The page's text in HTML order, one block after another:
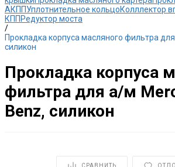
АКППУплотнительное кольцоКолллектор
КПП Редуктор моста
/
Прокладка корпуса масляного фильтра
силикон
Прокладка корпуса
фильтра для а/м
Benz, силикон
СРАВНИТЬ